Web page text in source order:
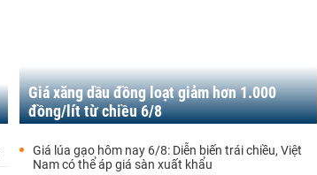
Giá xăng dầu đồng loạt giảm hơn 1.000
đồng/lít từ chiều 6/8
Giá lúa gạo hôm nay 6/8: Diễn biến trái chiều, Việt
Nam có thể áp giá sàn xuất khẩu